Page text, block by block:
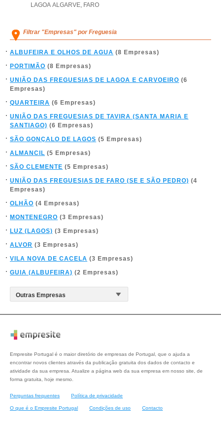
LAGOA ALGARVE, FARO
Filtrar "Empresas" por Freguesia
ALBUFEIRA E OLHOS DE AGUA (8 Empresas)
PORTIMÃO (8 Empresas)
UNIÃO DAS FREGUESIAS DE LAGOA E CARVOEIRO (6
Empresas)
QUARTEIRA (6 Empresas)
UNIÃO DAS FREGUESIAS DE TAVIRA (SANTA MARIA E
SANTIAGO) (6 Empresas)
SÃO GONÇALO DE LAGOS (5 Empresas)
ALMANCIL (5 Empresas)
SÃO CLEMENTE (5 Empresas)
UNIÃO DAS FREGUESIAS DE FARO (SE E SÃO PEDRO) (4
Empresas)
OLHÃO (4 Empresas)
MONTENEGRO (3 Empresas)
LUZ (LAGOS) (3 Empresas)
ALVOR (3 Empresas)
VILA NOVA DE CACELA (3 Empresas)
GUIA (ALBUFEIRA) (2 Empresas)
Empresite Portugal é o maior diretório de empresas de Portugal, que o ajuda a
encontrar novos clientes através da publicação gratuita dos dados de contacto e
atividade da sua empresa. Atualize a página web da sua empresa em nosso site, de
forma gratuita, hoje mesmo.
Perguntas frequentes Política de privacidade
O que é o Empresite Portugal Condições de uso Contacto